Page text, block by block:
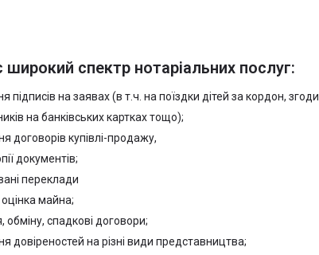
широкий спектр нотаріальних послуг:
підписів на заявах (в т.ч. на поїздки дітей за кордон, згоди
на банківських картках тощо);
договорів купівлі-продажу,
документів;
переклади
майна;
обміну, спадкові договори;
довіреностей на різні види представництва;